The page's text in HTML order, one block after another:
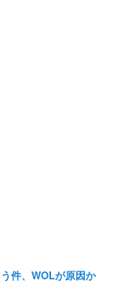
件、WOLが原因か